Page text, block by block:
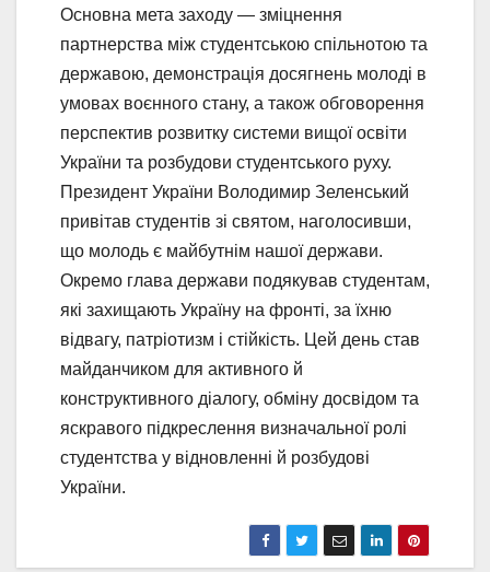
Основна мета заходу — зміцнення
партнерства між студентською спільнотою та
державою, демонстрація досягнень молоді в
умовах воєнного стану, а також обговорення
перспектив розвитку системи вищої освіти
України та розбудови студентського руху.
Президент України Володимир Зеленський
привітав студентів зі святом, наголосивши,
що молодь є майбутнім нашої держави.
Окремо глава держави подякував студентам,
які захищають Україну на фронті, за їхню
відвагу, патріотизм і стійкість. Цей день став
майданчиком для активного й
конструктивного діалогу, обміну досвідом та
яскравого підкреслення визначальної ролі
студентства у відновленні й розбудові
України.